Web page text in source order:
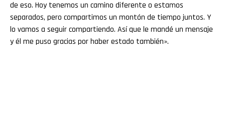
de eso. Hoy tenemos un camino diferente o estamos
separados, pero compartimos un montón de tiempo juntos. Y
lo vamos a seguir compartiendo. Así que le mandé un mensaje
y él me puso gracias por haber estado también».
Whatsapp